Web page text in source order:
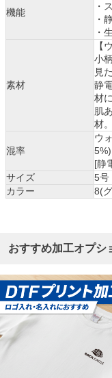
機能
・
・
・
素材
【
小
見
静
材
肌
材。
混率
ウ
5%)
[静
サイズ
5号
カラー
8(
おすすめ加工オプシ